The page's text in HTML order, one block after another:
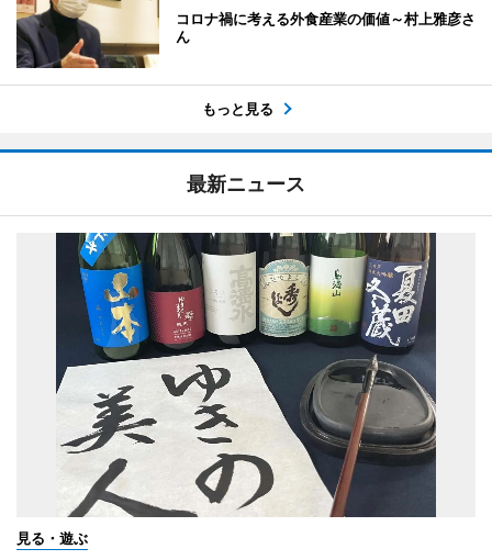
コロナ禍に考える外食産業の価値～村上雅彦さ
ん
もっと見る
最新ニュース
見る・遊ぶ